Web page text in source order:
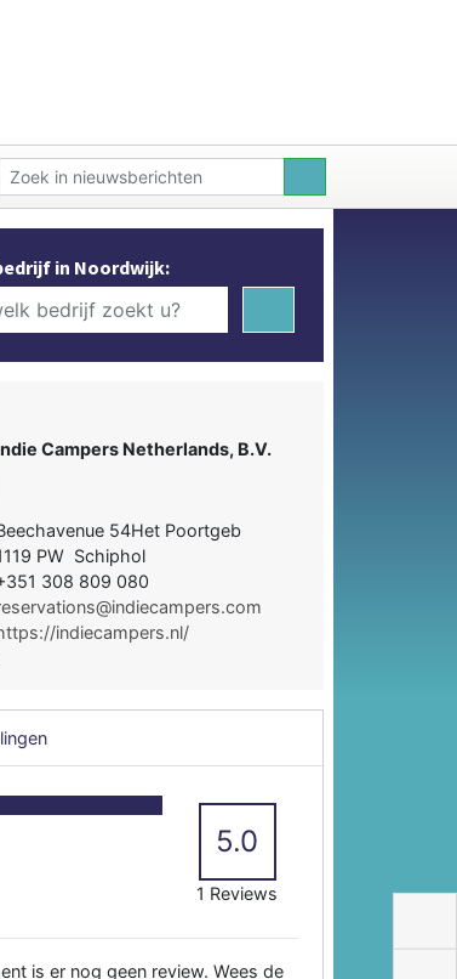
in Noordwijk:
Campers Netherlands, B.V.
54Het Poortgeb
PW Schiphol
308 809 080
indiecampers.nl/
5.0
1 Reviews
is er nog geen review. Wees de